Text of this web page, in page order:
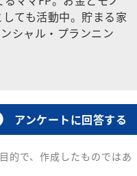
ても活動中。貯まる家
シャル・プランニン
アンケートに回答する
的で、作成したものではあ